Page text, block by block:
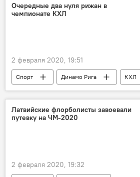
Очередные два нуля рижан в
чемпионате КХЛ
2 февраля 2020, 19:51
Спорт Динамо Рига КХЛ
Латвийские флорболисты завоевали
путевку на ЧМ-2020
2 февраля 2020, 19:32